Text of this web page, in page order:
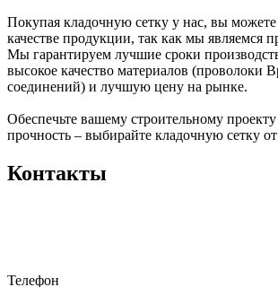
Покупая кладочную сетку у нас, вы
качестве продукции, так как мы являемся
Мы гарантируем лучшие сроки
высокое качество материалов (проволоки
соединений) и лучшую цену на рынке.
Обеспечьте вашему строительному
прочность – выбирайте кладочную сетку
Контакты
Телефон